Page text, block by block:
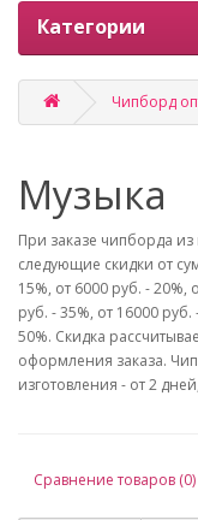
Категории
Чипборд
Музыка
При заказе чипборда
следующие скидки от
15%, от 6000 руб. - 20%,
руб. - 35%, от 16000
50%. Скидка
оформления заказа.
изготовления - от 2
Сравнение товаров (0)